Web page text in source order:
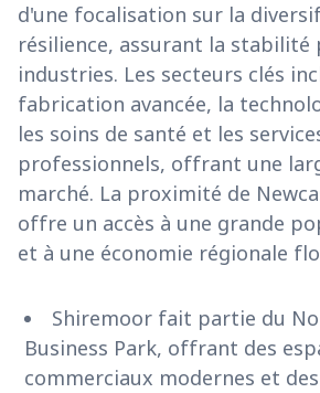
d'une focalisation sur la
résilience, assurant la stabilité
industries. Les secteurs clés
fabrication avancée, la
les soins de santé et les
professionnels, offrant une
marché. La proximité de
offre un accès à une grande
et à une économie régionale
Shiremoor fait partie du
Business Park, offrant des
commerciaux modernes et